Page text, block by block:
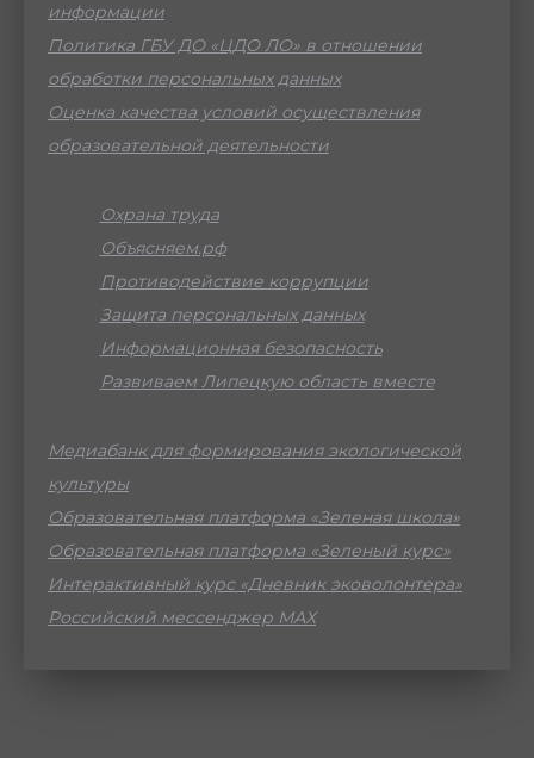
информации
Политика ГБУ ДО «ЦДО ЛО» в отношении
обработки персональных данных
Оценка качества условий осуществления
образовательной деятельности
Охрана труда
Объясняем.рф
Противодействие коррупции
Защита персональных данных
Информационная безопасность
Развиваем Липецкую область вместе
Медиабанк для формирования экологической
культуры
Образовательная платформа «Зеленая школа»
Образовательная платформа «Зеленый курс»
Интерактивный курс «Дневник эковолонтера»
Российский мессенджер МАХ